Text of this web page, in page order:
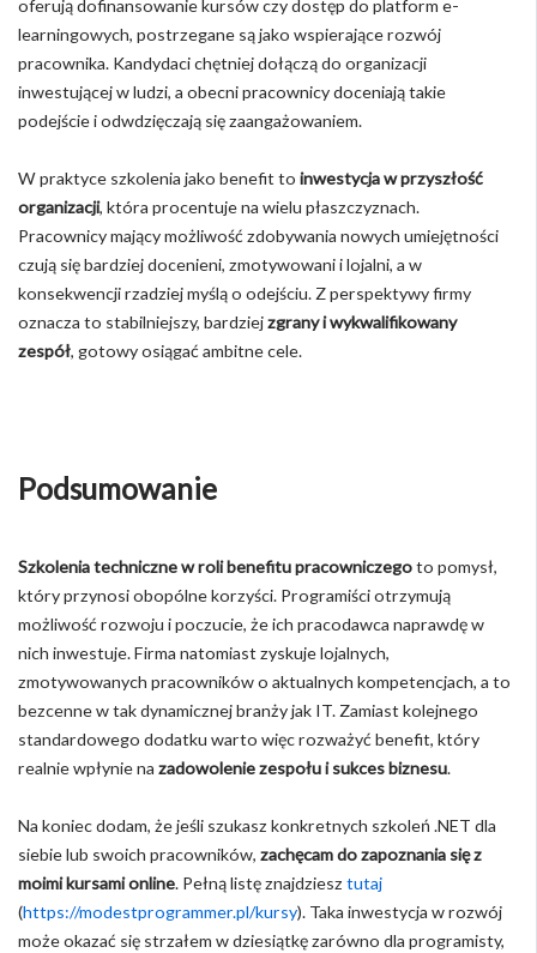
oferują dofinansowanie kursów czy dostęp do platform e-
learningowych, postrzegane są jako wspierające rozwój
pracownika. Kandydaci chętniej dołączą do organizacji
inwestującej w ludzi, a obecni pracownicy doceniają takie
podejście i odwdzięczają się zaangażowaniem.
W praktyce szkolenia jako benefit to inwestycja w przyszłość
organizacji, która procentuje na wielu płaszczyznach.
Pracownicy mający możliwość zdobywania nowych umiejętności
czują się bardziej docenieni, zmotywowani i lojalni, a w
konsekwencji rzadziej myślą o odejściu. Z perspektywy firmy
oznacza to stabilniejszy, bardziejzgrany i wykwalifikowany
zespół, gotowy osiągać ambitne cele.
Podsumowanie
Szkolenia techniczne w roli benefitu pracowniczegoto pomysł,
który przynosi obopólne korzyści. Programiści otrzymują
możliwość rozwoju i poczucie, że ich pracodawca naprawdę w
nich inwestuje. Firma natomiast zyskuje lojalnych,
zmotywowanych pracowników o aktualnych kompetencjach, a to
bezcenne w tak dynamicznej branży jak IT. Zamiast kolejnego
standardowego dodatku warto więc rozważyć benefit, który
realnie wpłynie na zadowolenie zespołu i sukces biznesu.
Na koniec dodam, że jeśli szukasz konkretnych szkoleń .NET dla
siebie lub swoich pracowników, zachęcam do zapoznania się z
moimi kursami online. Pełną listę znajdziesz tutaj
(https://modestprogrammer.pl/kursy). Taka inwestycja w rozwój
może okazać się strzałem w dziesiątkę zarówno dla programisty,